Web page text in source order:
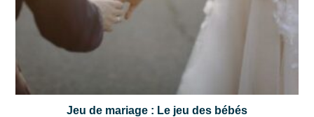
Jeu de mariage : Le jeu des bébés